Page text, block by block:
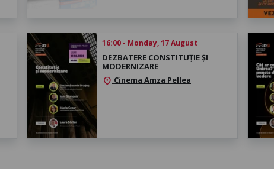
16:00 - Monday, 17 August
DEZBATERE CONSTITUȚIE ȘI
MODERNIZARE
location_on Cinema Amza Pellea